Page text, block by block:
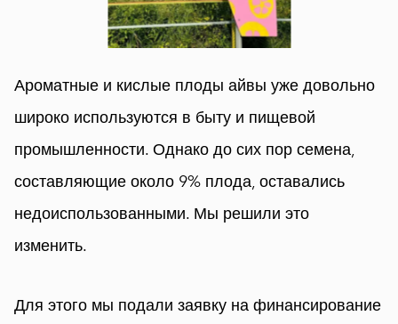
Ароматные и кислые плоды айвы уже довольно
широко используются в быту и пищевой
промышленности. Однако до сих пор семена,
составляющие около 9% плода, оставались
недоиспользованными. Мы решили это
изменить.
Для этого мы подали заявку на финансирование